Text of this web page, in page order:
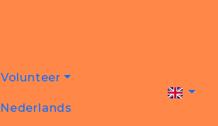
Volunteer
Nederlands